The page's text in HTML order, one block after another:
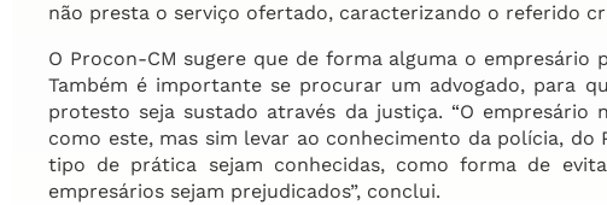
não presta o serviço ofertado, caracterizando o referido
O Procon-CM sugere que de forma alguma o empresário
Também é importante se procurar um advogado, para
protesto seja sustado através da justiça. “O
como este, mas sim levar ao conhecimento da polícia,
tipo de prática sejam conhecidas, como forma de
empresários sejam prejudicados”, conclui.